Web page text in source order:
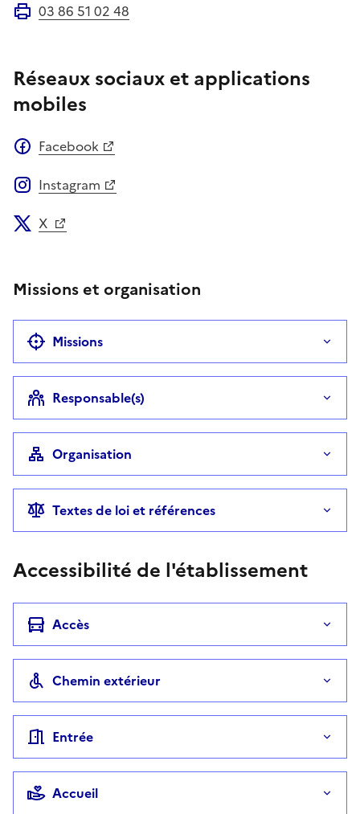
03 86 51 02 48
Réseaux sociaux et applications
mobiles
Facebook
Instagram
X
Missions et organisation
Missions
Responsable(s)
Organisation
Textes de loi et références
Accessibilité de l'établissement
Accès
Chemin extérieur
Entrée
Accueil